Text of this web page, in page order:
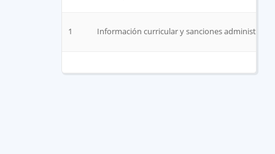
1 Información curricular y sanciones